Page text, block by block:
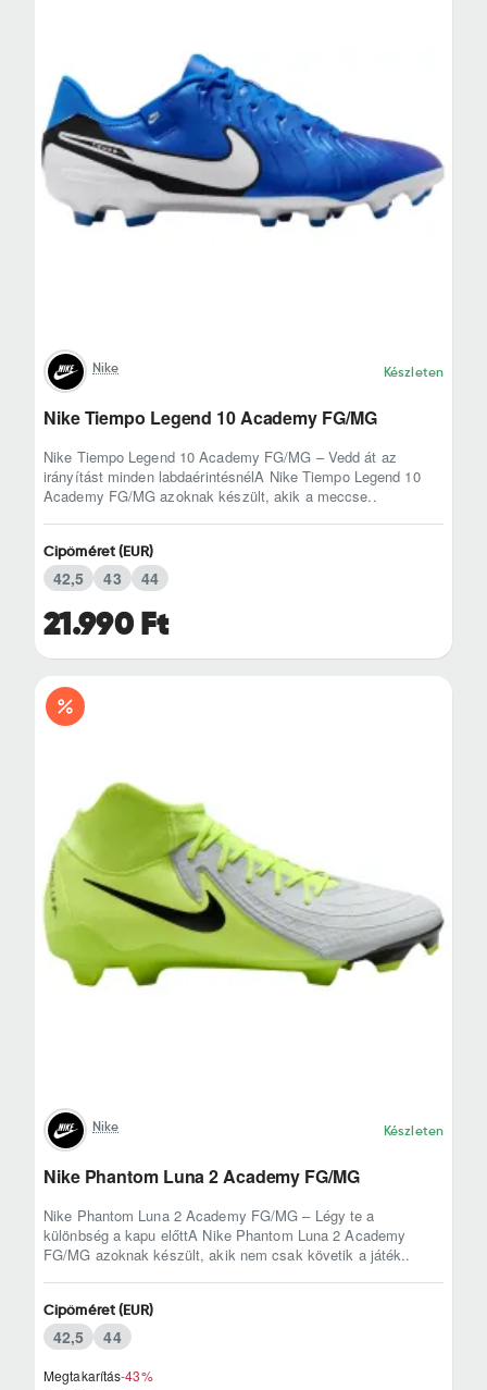
Nike Készleten
Nike Tiempo Legend 10 Academy FG/MG
Nike Tiempo Legend 10 Academy FG/MG – Vedd át az
irányítást minden labdaérintésnélA Nike Tiempo Legend 10
Academy FG/MG azoknak készült, akik a meccse..
21.990 Ft
Cipőméret (EUR)
42,5 43 44
Nike Készleten
Nike Phantom Luna 2 Academy FG/MG
Nike Phantom Luna 2 Academy FG/MG – Légy te a
különbség a kapu előttA Nike Phantom Luna 2 Academy
FG/MG azoknak készült, akik nem csak követik a játék..
Megtakarítás-43%
Cipőméret (EUR)
42,5 44